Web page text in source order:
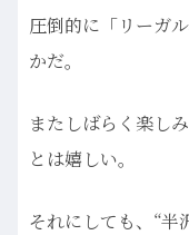
圧倒的に「リーガ
かだ。
またしばらく楽し
とは嬉しい。
それにしても、“半